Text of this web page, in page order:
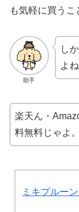
も気軽に買うこ
助手
し
よね
楽天ん・
料無料じゃよ。
ミキプルー